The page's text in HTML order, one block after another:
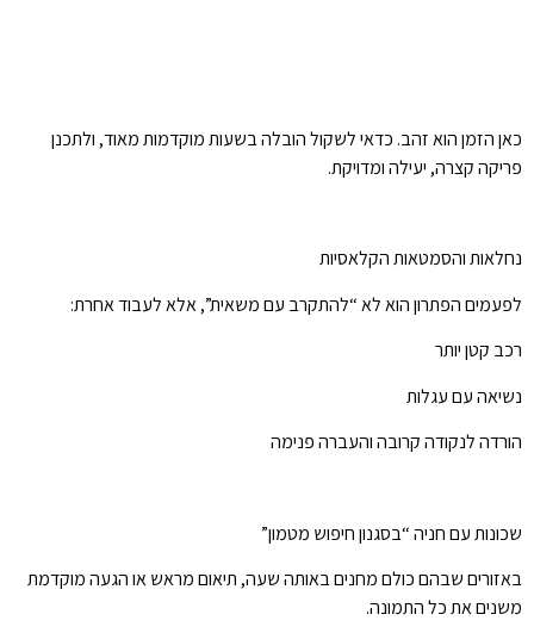
כאן הזמן הוא זהב. כדאי לשקול הובלה בשעות מוקדמות מאוד, ולתכנן
פריקה קצרה, יעילה ומדויקת.
נחלאות והסמטאות הקלאסיות
לפעמים הפתרון הוא לא “להתקרב עם משאית”, אלא לעבוד אחרת:
רכב קטן יותר
נשיאה עם עגלות
הורדה לנקודה קרובה והעברה פנימה
שכונות עם חניה “בסגנון חיפוש מטמון”
באזורים שבהם כולם מחנים באותה שעה, תיאום מראש או הגעה מוקדמת
משנים את כל התמונה.